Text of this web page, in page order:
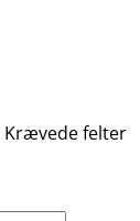
Krævede felter